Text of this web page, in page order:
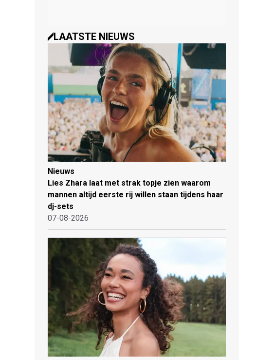
LAATSTE NIEUWS
Nieuws
Lies Zhara laat met strak topje zien waarom
mannen altijd eerste rij willen staan tijdens haar
dj-sets
07-08-2026